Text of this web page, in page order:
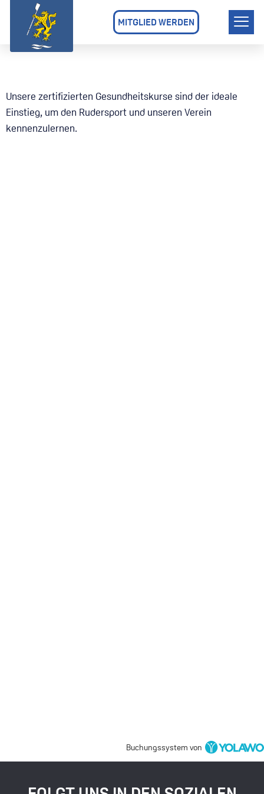
MITGLIED WERDEN
Unsere zertifizierten Gesundheitskurse sind der ideale
Einstieg, um den Rudersport und unseren Verein
kennenzulernen.
Buchungssystem von